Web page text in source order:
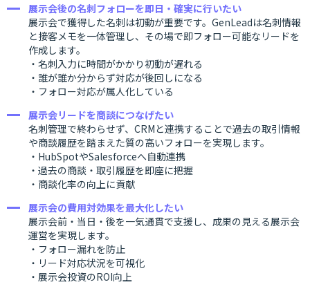
展示会後の名刺フォローを即日・確実に行いたい
展示会で獲得した名刺は初動が重要です。GenLeadは名刺情報
と接客メモを一体管理し、その場で即フォロー可能なリードを
作成します。
・名刺入力に時間がかかり初動が遅れる
・誰が誰か分からず対応が後回しになる
・フォロー対応が属人化している
展示会リードを商談につなげたい
名刺管理で終わらせず、CRMと連携することで過去の取引情報
や商談履歴を踏まえた質の高いフォローを実現します。
・HubSpotやSalesforceへ自動連携
・過去の商談・取引履歴を即座に把握
・商談化率の向上に貢献
展示会の費用対効果を最大化したい
展示会前・当日・後を一気通貫で支援し、成果の見える展示会
運営を実現します。
・フォロー漏れを防止
・リード対応状況を可視化
・展示会投資のROI向上